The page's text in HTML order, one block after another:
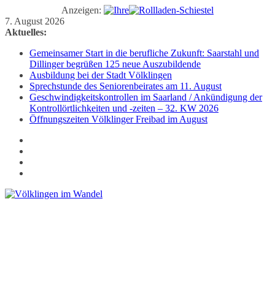
Anzeigen:
Zum
Inhalt
7. August 2026
Aktuelles:
Gemeinsamer Start in die berufliche Zukunft: Saarstahl und
Dillinger begrüßen 125 neue Auszubildende
Ausbildung bei der Stadt Völklingen
Sprechstunde des Seniorenbeirates am 11. August
Geschwindigkeitskontrollen im Saarland / Ankündigung der
Kontrollörtlichkeiten und -zeiten – 32. KW 2026
Öffnungszeiten Völklinger Freibad im August